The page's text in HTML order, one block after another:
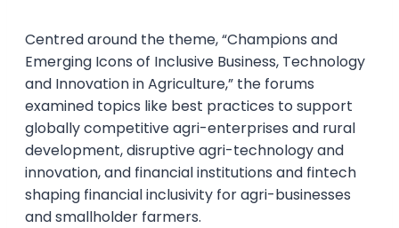
Centred around the theme, “Champions and
Emerging Icons of Inclusive Business, Technology
and Innovation in Agriculture,” the forums
examined topics like best practices to support
globally competitive agri-enterprises and rural
development, disruptive agri-technology and
innovation, and financial institutions and fintech
shaping financial inclusivity for agri-businesses
and smallholder farmers.